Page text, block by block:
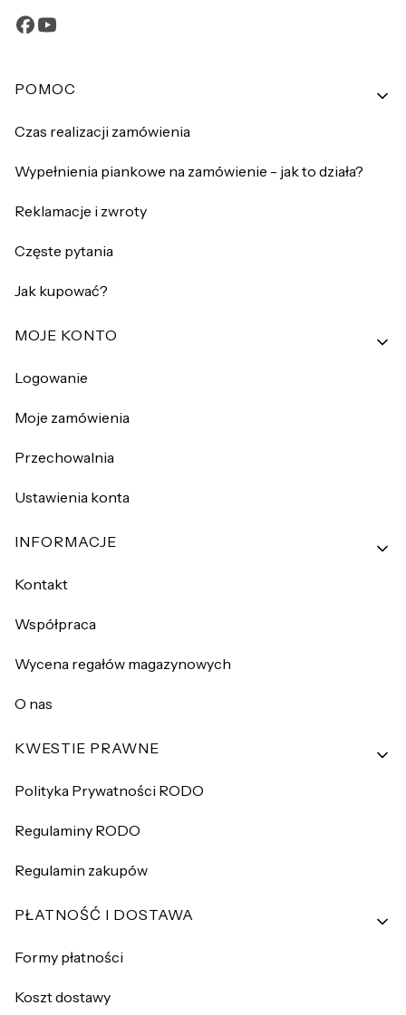
Linki w stopce
POMOC
Czas realizacji zamówienia
Wypełnienia piankowe na zamówienie - jak to działa?
Reklamacje i zwroty
Częste pytania
Jak kupować?
MOJE KONTO
Logowanie
Moje zamówienia
Przechowalnia
Ustawienia konta
INFORMACJE
Kontakt
Współpraca
Wycena regałów magazynowych
O nas
KWESTIE PRAWNE
Polityka Prywatności RODO
Regulaminy RODO
Regulamin zakupów
PŁATNOŚĆ I DOSTAWA
Formy płatności
Koszt dostawy